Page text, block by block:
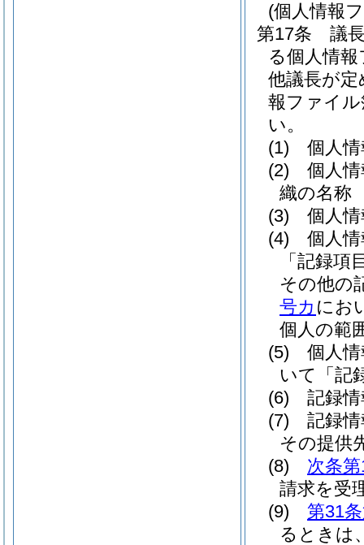
(個人情報
第17条
議
る個人情
他議長が
報ファイ
い。
(1)
個人
(2)
個人
織の名称
(3)
個人
(4)
個人
「記録項
その他の
号カ にお
個人の範
(5)
個人
いて「記
(6)
記録
(7)
記録
その提供
(8)
次条
請求を受
(9)
第31
るときは